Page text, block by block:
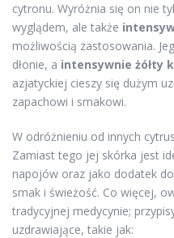
cytronu. Wyróżnia się on nie
wyglądem, ale także
możliwością zastosowania.
dłonie, a intensywnie żółty
azjatyckiej cieszy się dużym
zapachowi i smakowi.
W odróżnieniu od innych
Zamiast tego jej skórka jest
napojów oraz jako dodatek
smak i świeżość. Co więcej,
tradycyjnej medycynie;
uzdrawiające, takie jak: